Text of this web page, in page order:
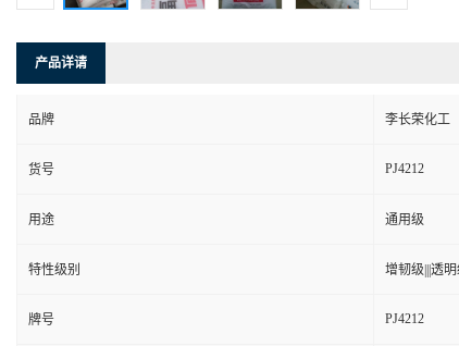
产品详请
品牌 李长荣化工
货号 PJ4212
用途 通用级
特性级别 增韧级|||透明
牌号 PJ4212